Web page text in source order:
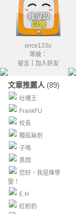
once123u
等級：
留言｜ 加入好友
文章推薦人 (89)
吐嘈王
FrankFU
校長
獨孤無劍
子鳴
黑雨
您好，我是陳學
聖！
E.H
紅粉豹